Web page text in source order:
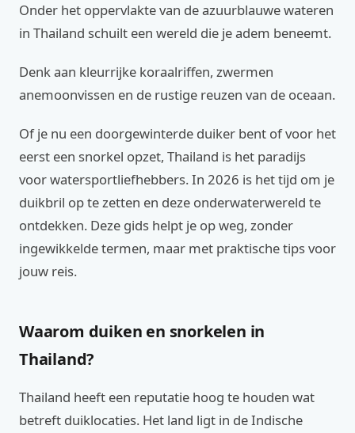
Onder het oppervlakte van de azuurblauwe wateren
in Thailand schuilt een wereld die je adem beneemt.
Denk aan kleurrijke koraalriffen, zwermen
anemoonvissen en de rustige reuzen van de oceaan.
Of je nu een doorgewinterde duiker bent of voor het
eerst een snorkel opzet, Thailand is het paradijs
voor watersportliefhebbers. In 2026 is het tijd om je
duikbril op te zetten en deze onderwaterwereld te
ontdekken. Deze gids helpt je op weg, zonder
ingewikkelde termen, maar met praktische tips voor
jouw reis.
Waarom duiken en snorkelen in
Thailand?
Thailand heeft een reputatie hoog te houden wat
betreft duiklocaties. Het land ligt in de Indische